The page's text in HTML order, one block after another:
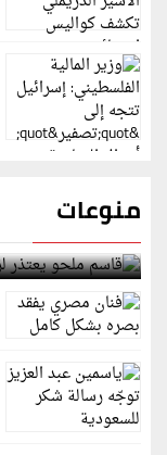
منوعات
قاسم ملحو يعتذر